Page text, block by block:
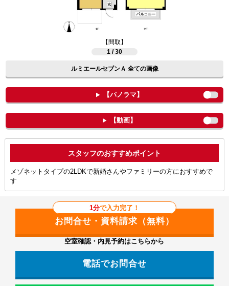
【間取】
1 / 30
ルミエールセブンＡ 全ての画像
【パノラマ】
【動画】
ポイント
メゾネットタイプの2LDKで新婚さんやファミリーの方におすすめで
す
1分で入力完了！
空室確認・内見予約はこちらから
電話でお問合せ